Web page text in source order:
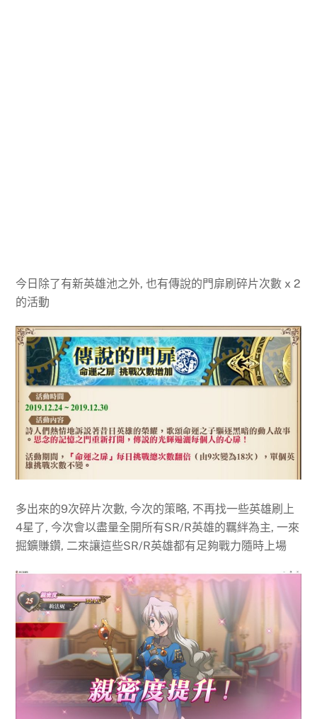
今日除了有新英雄池之外, 也有傳說的門扉刷碎片次數 x 2
的活動
多出來的9次碎片次數, 今次的策略, 不再找一些英雄刷上
4星了, 今次會以盡量全開所有SR/R英雄的羈絆為主, 一來
掘鑛賺鑽, 二來讓這些SR/R英雄都有足夠戰力隨時上場